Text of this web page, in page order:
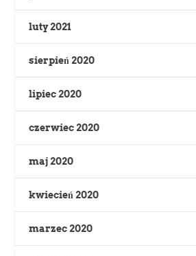
luty 2021
sierpień 2020
lipiec 2020
czerwiec 2020
maj 2020
kwiecień 2020
marzec 2020